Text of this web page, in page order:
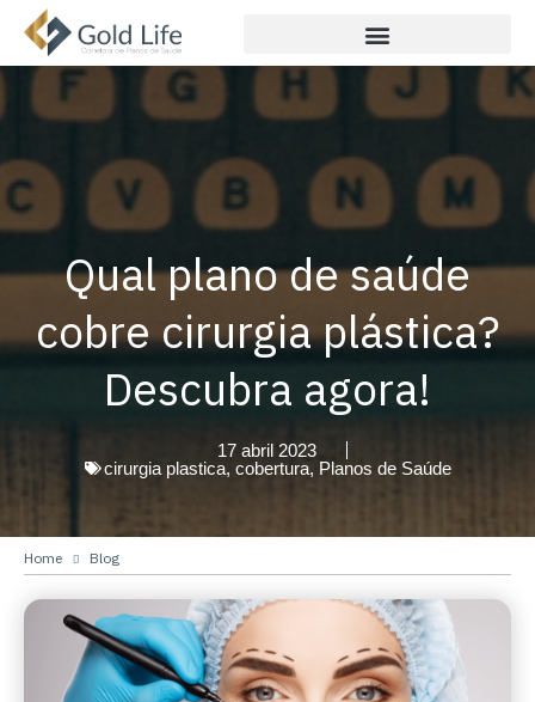
Qual plano de saúde
cobre cirurgia plástica?
Descubra agora!
17 abril 2023
cirurgia plastica, cobertura, Planos de Saúde
Home Blog